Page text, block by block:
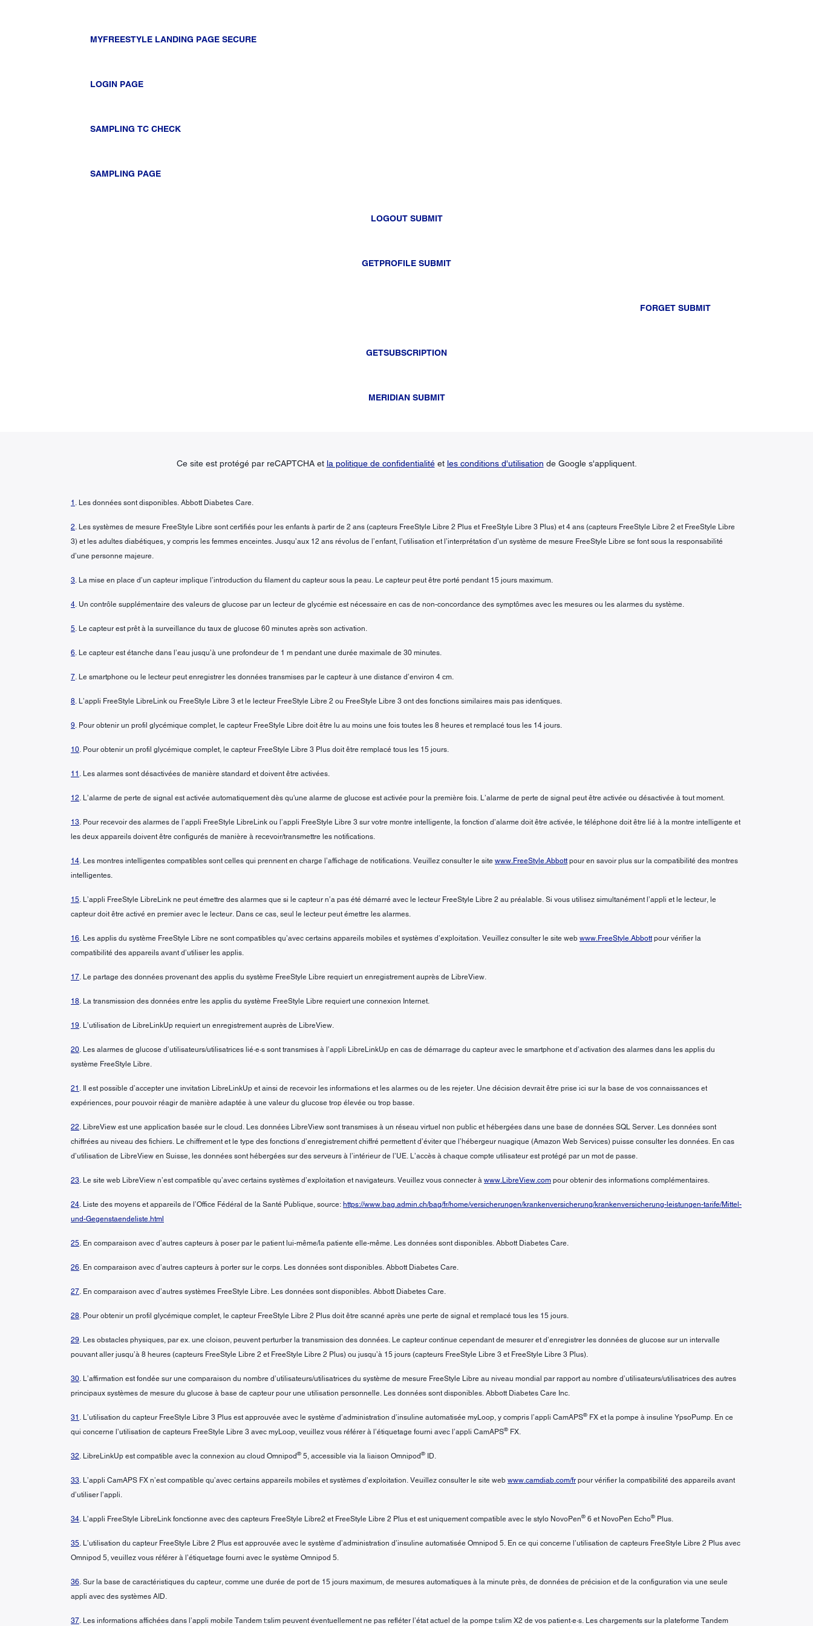
MYFREESTYLE LANDING PAGE SECURE
LOGIN PAGE
SAMPLING TC CHECK
SAMPLING PAGE
LOGOUT SUBMIT
GETPROFILE SUBMIT
FORGET SUBMIT
GETSUBSCRIPTION
MERIDIAN SUBMIT
Ce site est protégé par reCAPTCHA et la politique de confidentialitéet les conditions d'utilisation de Google s'appliquent.
1 . Les données sont disponibles. Abbott Diabetes Care.
2. Les systèmes de mesure FreeStyle Libre sont certifiés pour les enfants à partir de 2 ans (capteurs FreeStyle Libre 2 Plus et FreeStyle Libre 3 Plus) et 4 ans (capteurs FreeStyle Libre 2 et FreeStyle Libre
3) et les adultes diabétiques, y compris les femmes enceintes. Jusqu’aux 12 ans révolus de l’enfant, l’utilisation et l’interprétation d’un système de mesure FreeStyle Libre se font sous la responsabilité
d’une personne majeure.
3. La mise en place d’un capteur implique l’introduction du filament du capteur sous la peau. Le capteur peut être porté pendant 15 jours maximum.
4. Un contrôle supplémentaire des valeurs de glucose par un lecteur de glycémie est nécessaire en cas de non-concordance des symptômes avec les mesures ou les alarmes du système.
5. Le capteur est prêt à la surveillance du taux de glucose 60 minutes après son activation.
6. Le capteur est étanche dans l’eau jusqu’à une profondeur de 1 m pendant une durée maximale de 30 minutes.
7. Le smartphone ou le lecteur peut enregistrer les données transmises par le capteur à une distance d’environ 4 cm.
8. L’appli FreeStyle LibreLink ou FreeStyle Libre 3 et le lecteur FreeStyle Libre 2 ou FreeStyle Libre 3 ont des fonctions similaires mais pas identiques.
9. Pour obtenir un profil glycémique complet, le capteur FreeStyle Libre doit être lu au moins une fois toutes les 8 heures et remplacé tous les 14 jours.
10. Pour obtenir un profil glycémique complet, le capteur FreeStyle Libre 3 Plus doit être remplacé tous les 15 jours.
11 . Les alarmes sont désactivées de manière standard et doivent être activées.
12. L’alarme de perte de signal est activée automatiquement dès qu'une alarme de glucose est activée pour la première fois. L’alarme de perte de signal peut être activée ou désactivée à tout moment.
13. Pour recevoir des alarmes de l’appli FreeStyle LibreLink ou l’appli FreeStyle Libre 3 sur votre montre intelligente, la fonction d’alarme doit être activée, le téléphone doit être lié à la montre intelligente et
les deux appareils doivent être configurés de manière à recevoir/transmettre les notifications.
14. Les montres intelligentes compatibles sont celles qui prennent en charge l’affichage de notifications. Veuillez consulter le site www.FreeStyle.Abbott pour en savoir plus sur la compatibilité des montres
intelligentes.
15. L’appli FreeStyle LibreLink ne peut émettre des alarmes que si le capteur n’a pas été démarré avec le lecteur FreeStyle Libre 2 au préalable. Si vous utilisez simultanément l’appli et le lecteur, le
capteur doit être activé en premier avec le lecteur. Dans ce cas, seul le lecteur peut émettre les alarmes.
16. Les applis du système FreeStyle Libre ne sont compatibles qu’avec certains appareils mobiles et systèmes d’exploitation. Veuillez consulter le site web www.FreeStyle.Abbott pour vérifier la
compatibilité des appareils avant d’utiliser les applis.
17. Le partage des données provenant des applis du système FreeStyle Libre requiert un enregistrement auprès de LibreView.
18. La transmission des données entre les applis du système FreeStyle Libre requiert une connexion Internet.
19. L’utilisation de LibreLinkUp requiert un enregistrement auprès de LibreView.
20. Les alarmes de glucose d’utilisateurs/utilisatrices lié·e·s sont transmises à l’appli LibreLinkUp en cas de démarrage du capteur avec le smartphone et d’activation des alarmes dans les applis du
système FreeStyle Libre.
21 . Il est possible d’accepter une invitation LibreLinkUp et ainsi de recevoir les informations et les alarmes ou de les rejeter. Une décision devrait être prise ici sur la base de vos connaissances et
expériences, pour pouvoir réagir de manière adaptée à une valeur du glucose trop élevée ou trop basse.
22. LibreView est une application basée sur le cloud. Les données LibreView sont transmises à un réseau virtuel non public et hébergées dans une base de données SQL Server. Les données sont
chiffrées au niveau des fichiers. Le chiffrement et le type des fonctions d’enregistrement chiffré permettent d’éviter que l’hébergeur nuagique (Amazon Web Services) puisse consulter les données. En cas
d’utilisation de LibreView en Suisse, les données sont hébergées sur des serveurs à l’intérieur de l’UE. L’accès à chaque compte utilisateur est protégé par un mot de passe.
23. Le site web LibreView n’est compatible qu’avec certains systèmes d’exploitation et navigateurs. Veuillez vous connecter à www.LibreView.com pour obtenir des informations complémentaires.
24. Liste des moyens et appareils de l’Office Fédéral de la Santé Publique, source: https://www.bag.admin.ch/bag/fr/home/versicherungen/krankenversicherung/krankenversicherung-leistungen-tarife/Mittel-
und-Gegenstaendeliste.html
25. En comparaison avec d’autres capteurs à poser par le patient lui-même/la patiente elle-même. Les données sont disponibles. Abbott Diabetes Care.
26. En comparaison avec d’autres capteurs à porter sur le corps. Les données sont disponibles. Abbott Diabetes Care.
27. En comparaison avec d’autres systèmes FreeStyle Libre. Les données sont disponibles. Abbott Diabetes Care.
28. Pour obtenir un profil glycémique complet, le capteur FreeStyle Libre 2 Plus doit être scanné après une perte de signal et remplacé tous les 15 jours.
29. Les obstacles physiques, par ex. une cloison, peuvent perturber la transmission des données. Le capteur continue cependant de mesurer et d’enregistrer les données de glucose sur un intervalle
pouvant aller jusqu’à 8 heures (capteurs FreeStyle Libre 2 et FreeStyle Libre 2 Plus) ou jusqu’à 15 jours (capteurs FreeStyle Libre 3 et FreeStyle Libre 3 Plus).
30. L’affirmation est fondée sur une comparaison du nombre d’utilisateurs/utilisatrices du système de mesure FreeStyle Libre au niveau mondial par rapport au nombre d’utilisateurs/utilisatrices des autres
principaux systèmes de mesure du glucose à base de capteur pour une utilisation personnelle. Les données sont disponibles. Abbott Diabetes Care Inc.
31 . L’utilisation du capteur FreeStyle Libre 3 Plus est approuvée avec le système d’administration d’insuline automatisée myLoop, y compris l’appli CamAPS® FX et la pompe à insuline YpsoPump. En ce
qui concerne l’utilisation de capteurs FreeStyle Libre 3 avec myLoop, veuillez vous référer à l’étiquetage fourni avec l’appli CamAPS® FX.
32. LibreLinkUp est compatible avec la connexion au cloud Omnipod® 5, accessible via la liaison Omnipod® ID.
33. L’appli CamAPS FX n’est compatible qu’avec certains appareils mobiles et systèmes d’exploitation. Veuillez consulter le site web www.camdiab.com/fr pour vérifier la compatibilité des appareils avant
d’utiliser l’appli.
34. L’appli FreeStyle LibreLink fonctionne avec des capteurs FreeStyle Libre2 et FreeStyle Libre 2 Plus et est uniquement compatible avec le stylo NovoPen® 6 et NovoPen Echo® Plus.
35. L’utilisation du capteur FreeStyle Libre 2 Plus est approuvée avec le système d’administration d’insuline automatisée Omnipod 5. En ce qui concerne l’utilisation de capteurs FreeStyle Libre 2 Plus avec
Omnipod 5, veuillez vous référer à l’étiquetage fourni avec le système Omnipod 5.
36. Sur la base de caractéristiques du capteur, comme une durée de port de 15 jours maximum, de mesures automatiques à la minute près, de données de précision et de la configuration via une seule
appli avec des systèmes AID.
37. Les informations affichées dans l’appli mobile Tandem t:slim peuvent éventuellement ne pas refléter l’état actuel de la pompe t:slim X2 de vos patient·e·s. Les chargements sur la plateforme Tandem